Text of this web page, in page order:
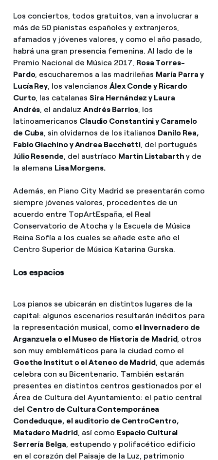
Los conciertos, todos gratuitos, van a involucrar a
más de 50 pianistas españoles y extranjeros,
afamados y jóvenes valores, y como el año pasado,
habrá una gran presencia femenina. Al lado de la
Premio Nacional de Música 2017, Rosa Torres-
Pardo, escucharemos a las madrileñas María Parra y
Lucía Rey , los valencianosÁlex Conde y Ricardo
Curto, las catalanasSira Hernández y Laura
Andrés , el andaluzAndrés Barrios , los
latinoamericanos Claudio Constantini y Caramelo
de Cuba , sin olvidarnos de los italianos Danilo Rea,
Fabio Giachino y Andrea Bacchetti , del portugués
Júlio Resende , del austríaco Martin Listabarth y de
la alemana Lisa Morgens.
Además, en Piano City Madrid se presentarán como
siempre jóvenes valores, procedentes de un
acuerdo entre TopArtEspaña, el Real
Conservatorio de Atocha y la Escuela de Música
Reina Sofía a los cuales se añade este año el
Centro Superior de Música Katarina Gurska.
Los espacios
Los pianos se ubicarán en distintos lugares de la
capital: algunos escenarios resultarán inéditos para
la representación musical, como el Invernadero de
Arganzuela o el Museo de Historia de Madrid, otros
son muy emblemáticos para la ciudad como el
Goethe Institut o el Ateneo de Madrid, que además
celebra con su Bicentenario. También estarán
presentes en distintos centros gestionados por el
Área de Cultura del Ayuntamiento: el patio central
del Centro de Cultura Contemporánea
Condeduque, el auditorio de CentroCentro,
Matadero Madrid, así como Espacio Cultural
Serrería Belga , estupendo y polifacético edificio
en el corazón del Paisaje de la Luz, patrimonio